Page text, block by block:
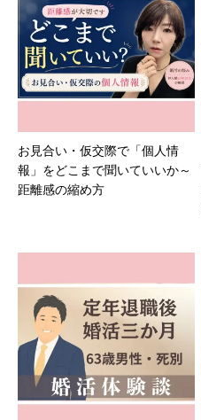
お見合い・仮交際で「個人情
報」をどこまで聞いていいか～
距離感の縮め方